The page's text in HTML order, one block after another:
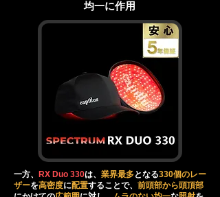
均一に作用
一方、 RX Duo 330は、 業界最多となる330個のレー
ザーを高密度に配置することで、 前頭部から頭頂部